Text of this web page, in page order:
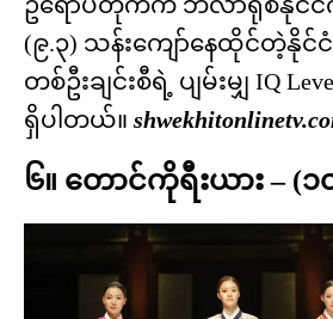
(၉.၃) သန်းကျော်နေထိုင်တဲ့နိုင်ငံ
တစ်ဦးချင်းစီရဲ့ ပျမ်းမျှ IQ
ရှိပါတယ်။
၆။ တောင်ကိုရီးယား – (၁